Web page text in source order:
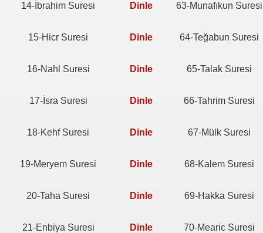
14-İbrahim Suresi Dinle 63-Munafıkun Suresi
15-Hicr Suresi Dinle 64-Teğabun Suresi
16-Nahl Suresi Dinle 65-Talak Suresi
17-İsra Suresi Dinle 66-Tahrim Suresi
18-Kehf Suresi Dinle 67-Mülk Suresi
19-Meryem Suresi Dinle 68-Kalem Suresi
20-Taha Suresi Dinle 69-Hakka Suresi
21-Enbiya Suresi Dinle 70-Mearic Suresi